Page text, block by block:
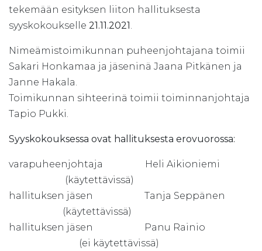
tekemään esityksen liiton hallituksesta
syyskokoukselle 21.11.2021
Nimeämistoimikunnan puheenjohtajana toimii
Sakari Honkamaa ja jäseninä Jaana Pitkänen ja
Janne Hakala.
Toimikunnan sihteerinä toimii toiminnanjohtaja
Tapio Pukki.
Syyskokouksessa ovat hallituksesta erovuorossa:
varapuheenjohtaja Heli Aikioniemi
(käytettävissä)
hallituksen jäsen Tanja Seppänen
(käytettävissä)
hallituksen jäsen Panu Rainio
(ei käytettävissä)